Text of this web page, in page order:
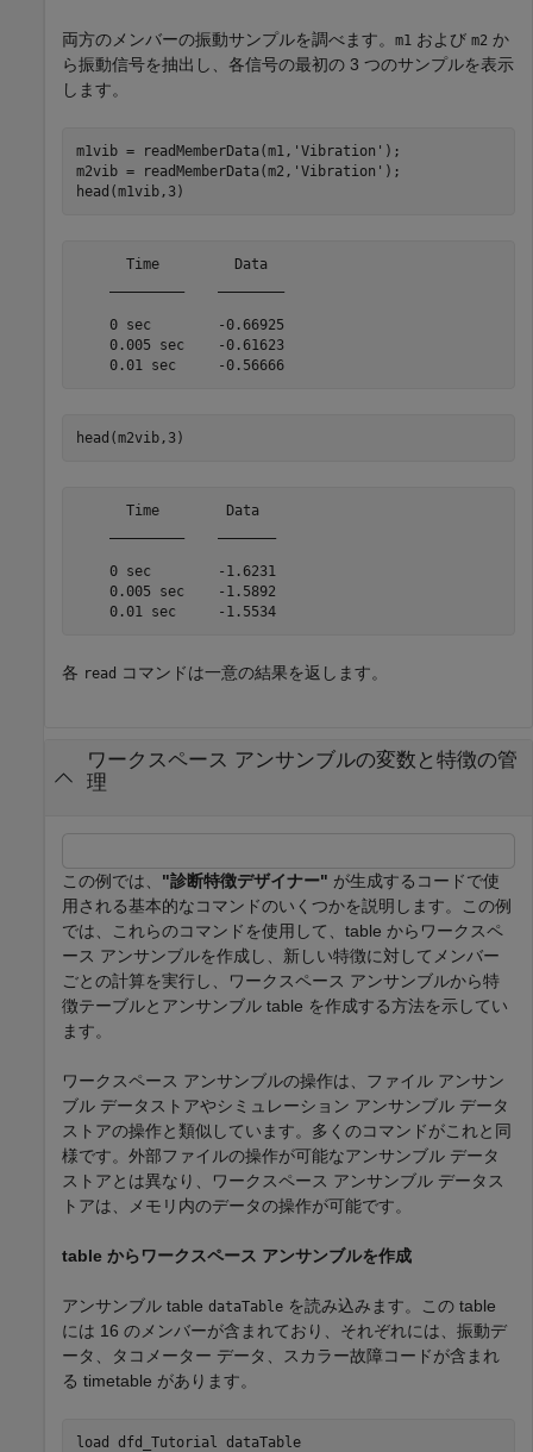
両方のメンバーの振動サンプルを調べます。 m1 および m2 か
ら振動信号を抽出し、各信号の最初の 3 つのサンプルを表示
します。
m1vib = readMemberData(m1, 'Vibration' );
m2vib = readMemberData(m2, 'Vibration' );
head(m1vib,3)
      Time         Data
    0 sec        -0.66925
    0.005 sec    -0.61623
    0.01 sec     -0.56666
head(m2vib,3)
      Time        Data
    0 sec        -1.6231
    0.005 sec    -1.5892
    0.01 sec     -1.5534
各 read コマンドは一意の結果を返します。
ワークスペース アンサンブルの変数と特徴の管
理
この例では、 "診断特徴デザイナー" が生成するコードで使
用される基本的なコマンドのいくつかを説明します。この例
では、これらのコマンドを使用して、table からワークスペ
ース アンサンブルを作成し、新しい特徴に対してメンバー
ごとの計算を実行し、ワークスペース アンサンブルから特
徴テーブルとアンサンブル table を作成する方法を示してい
ます。
ワークスペース アンサンブルの操作は、ファイル アンサン
ブル データストアやシミュレーション アンサンブル データ
ストアの操作と類似しています。多くのコマンドがこれと同
様です。外部ファイルの操作が可能なアンサンブル データ
ストアとは異なり、ワークスペース アンサンブル データス
トアは、メモリ内のデータの操作が可能です。
table からワークスペース アンサンブルを作成
アンサンブル table dataTable を読み込みます。この table
には 16 のメンバーが含まれており、それぞれには、振動デ
ータ、タコメーター データ、スカラー故障コードが含まれ
る timetable があります。
load dfd_Tutorial dataTable